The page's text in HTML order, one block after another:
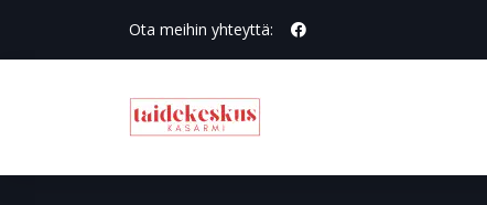
Ota meihin yhteyttä: